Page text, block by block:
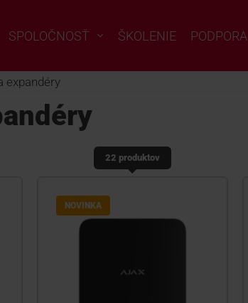
SPOLOČNOSŤ ŠKOLENIE PODPORA
expandéry
22 produktov
NOVINKA